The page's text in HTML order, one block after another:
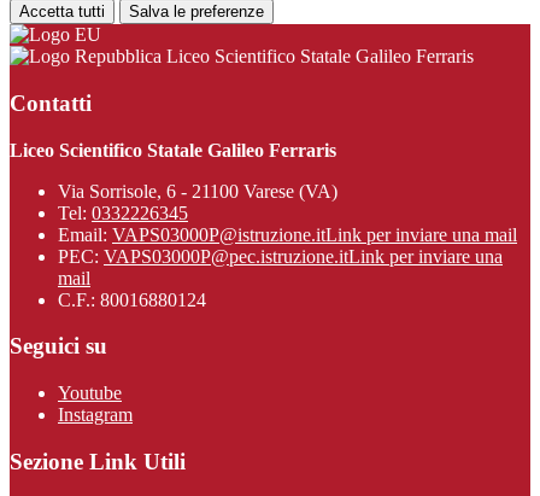
Accetta tutti Salva le preferenze
Liceo Scientifico Statale Galileo Ferraris
Contatti
Liceo Scientifico Statale Galileo Ferraris
Via Sorrisole, 6 - 21100 Varese (VA)
Tel: 0332226345
Email: VAPS03000P@istruzione.itLink per inviare una mail
PEC: VAPS03000P@pec.istruzione.itLink per inviare una
mail
C.F.: 80016880124
Seguici su
Youtube
Instagram
Sezione Link Utili